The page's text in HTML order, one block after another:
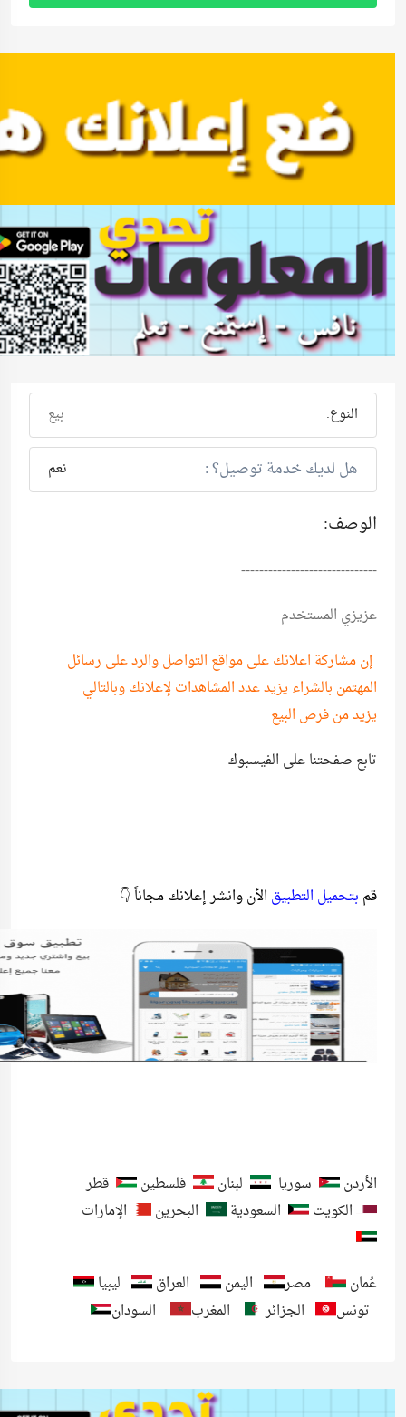
النوع: بيع
هل لديك خدمة توصيل؟ : نعم
الوصف:
------------------------------
عزيزي المستخدم
إن مشاركة اعلانك على مواقع التواصل والرد على رسائل
المهتمن بالشراء يزيد عدد المشاهدات لإعلانك وبالتالي
يزيد من فرص البيع
تابع صفحتنا على الفيسبوك
قم بتحميل التطبيق الأن وانشر إعلانك مجاناً 👇
الأردن سوريا لبنان فلسطين
قطر
الكويت
السعودية البحرين الإمارات
عُمان مصر اليمن العراق
ليبيا
تونس
الجزائر المغرب السودان